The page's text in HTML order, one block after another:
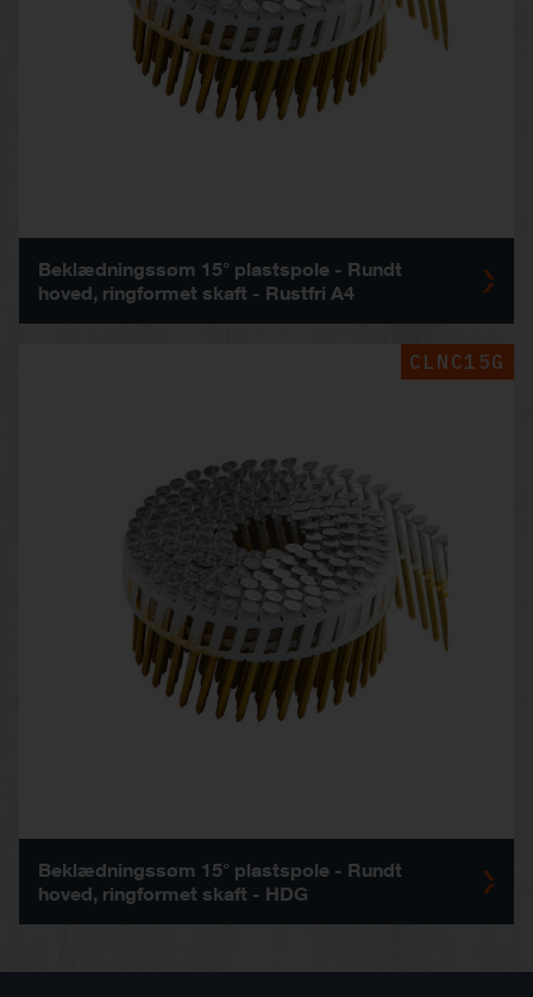
Beklædningssøm 15° plastspole - Rundt
hoved, ringformet skaft - Rustfri A4
CLNC15G
Beklædningssøm 15° plastspole - Rundt
hoved, ringformet skaft - HDG